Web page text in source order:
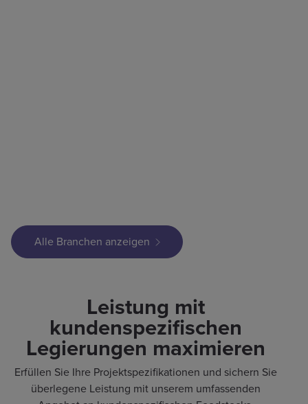
Alle Branchen anzeigen
Leistung mit
kundenspezifischen
Legierungen maximieren
Erfüllen Sie Ihre Projektspezifikationen und sichern Sie
überlegene Leistung mit unserem umfassenden